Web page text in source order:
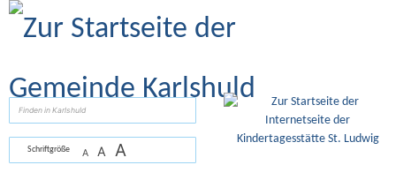
Zum Inhalt
Schriftgröße A A A